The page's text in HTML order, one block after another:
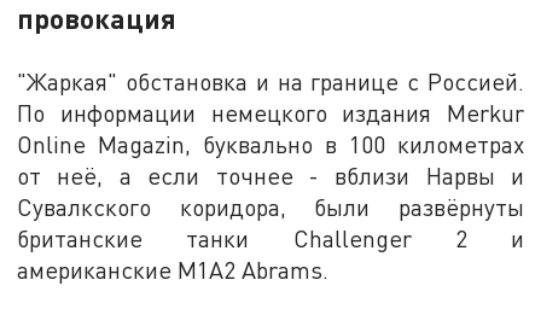
провокация
"Жаркая" обстановка и на границе с Россией.
По информации немецкого издания Merkur
Online Magazin, буквально в 100 километрах
от неё, а если точнее - вблизи Нарвы и
Сувалкского коридора, были развёрнуты
британские танки Challenger 2 и
американские M1A2 Abrams.